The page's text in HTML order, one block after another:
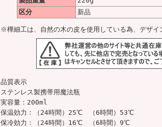
区分
新品
※樺細工は、自然の木の皮を使用している為、デザイ
品質表示
ステンレス製携帯用魔法瓶
実容量：200ml
保温効力：（24時間）25℃ （6時間）53℃
保冷効力：（24時間）16℃ （6時間）9℃